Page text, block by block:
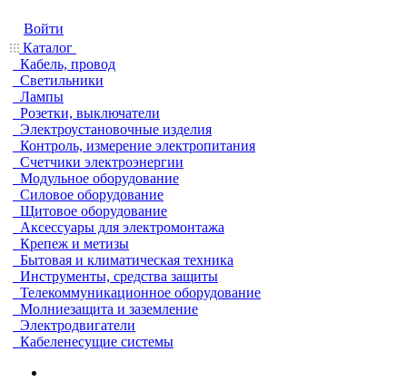
Войти
Каталог
Кабель, провод
Светильники
Лампы
Розетки, выключатели
Электроустановочные изделия
Контроль, измерение электропитания
Счетчики электроэнергии
Модульное оборудование
Силовое оборудование
Щитовое оборудование
Аксессуары для электромонтажа
Крепеж и метизы
Бытовая и климатическая техника
Инструменты, средства защиты
Телекоммуникационное оборудование
Молниезащита и заземление
Электродвигатели
Кабеленесущие системы